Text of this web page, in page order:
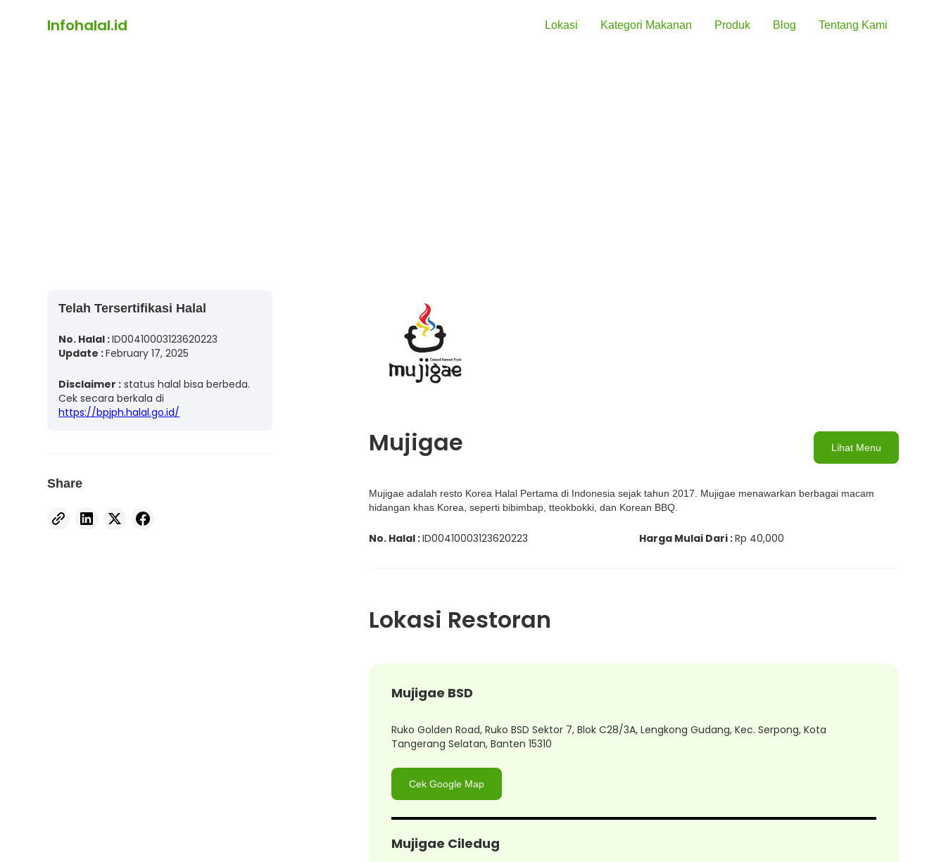
Infohalal.id Lokasi Kategori Makanan Produk Blog Tentang Kami
Telah Tersertifikasi Halal
No. Halal :ID00410003123620223
Update :February 17, 2025
Disclaimer : status halal bisa berbeda.
Cek secara berkala di
https://bpjph.halal.go.id/
Share
Mujigae Lihat Menu
Mujigae adalah resto Korea Halal Pertama di Indonesia sejak tahun 2017. Mujigae menawarkan berbagai macam
hidangan khas Korea, seperti bibimbap, tteokbokki, dan Korean BBQ.
No. Halal :ID00410003123620223 Harga Mulai Dari :Rp 40,000
Lokasi Restoran
Mujigae BSD
Ruko Golden Road, Ruko BSD Sektor 7, Blok C28/3A, Lengkong Gudang, Kec. Serpong, Kota
Tangerang Selatan, Banten 15310
Cek Google Map
Mujigae Ciledug